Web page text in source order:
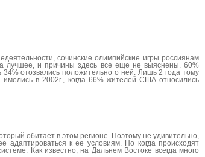
сочинские олимпийские игры россиянам
лучшее, и причины здесь все еще не выяснены. 60%
отозвались положительно о ней. Лишь 2 года тому
в 2002г., когда 66% жителей США относились
обитает в этом регионе. Поэтому не удивительно,
адаптироваться к ее условиям. Но когда происходят
Как известно, на Дальнем Востоке всегда много